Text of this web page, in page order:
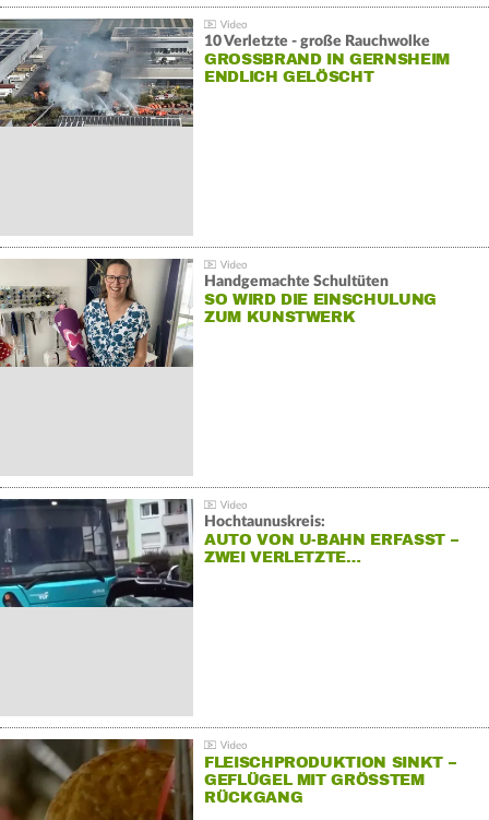
10 Verletzte - große Rauchwolke
GROSSBRAND IN GERNSHEIM E
NDLICH GELÖSCHT
Handgemachte Schultüten
SO WIRD DIE EINSCHULUNG
ZUM KUNSTWERK
Hochtaunuskreis:
AUTO VON U-BAHN ERFASST –
ZWEI VERLETZTE…
FLEISCHPRODUKTION SINKT –
GEFLÜGEL MIT GRÖSSTEM R
ÜCKGANG